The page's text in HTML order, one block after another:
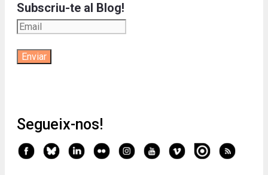
Subscriu-te al Blog!
Segueix-nos!